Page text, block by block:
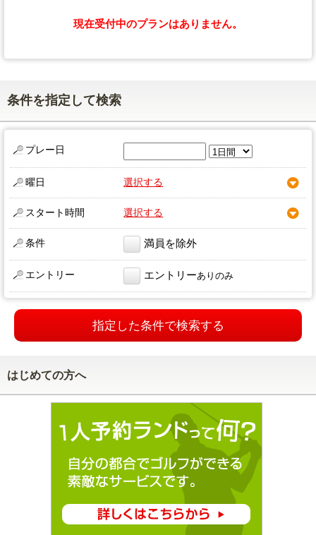
現在受付中のプランはありません。
条件を指定して検索
プレー日
曜日 選択する
スタート時間 選択する
条件 満員を除外
エントリー エントリーありのみ
指定した条件で検索する
はじめての方へ